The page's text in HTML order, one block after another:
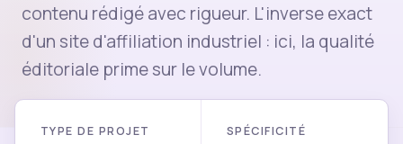
contenu rédigé avec rigueur. L'inverse exact
d'un site d'affiliation industriel : ici, la qualité
éditoriale prime sur le volume.
TYPE DE PROJET SPÉCIFICITÉ